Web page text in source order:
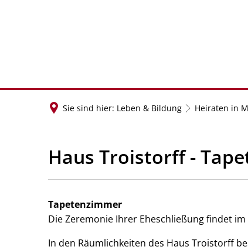
Sie sind hier: Leben & Bildung Heiraten in
Haus Troistorff -
Tapetenzimmer
Die Zeremonie Ihrer Eheschließung findet
In den Räumlichkeiten des Haus Troistorff